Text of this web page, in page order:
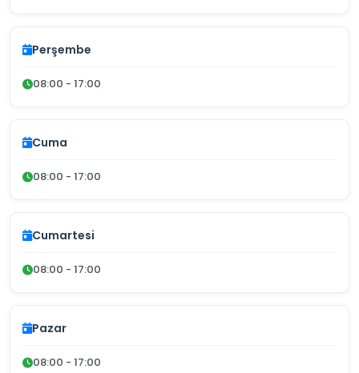
Perşembe
08:00 - 17:00
Cuma
08:00 - 17:00
Cumartesi
08:00 - 17:00
Pazar
08:00 - 17:00